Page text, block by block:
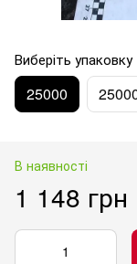
Виберіть упаковку
25000
В наявності
1 148 грн